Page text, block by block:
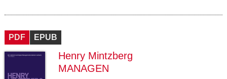
PDF EPUB
Henry Mintzberg
MANAGEN